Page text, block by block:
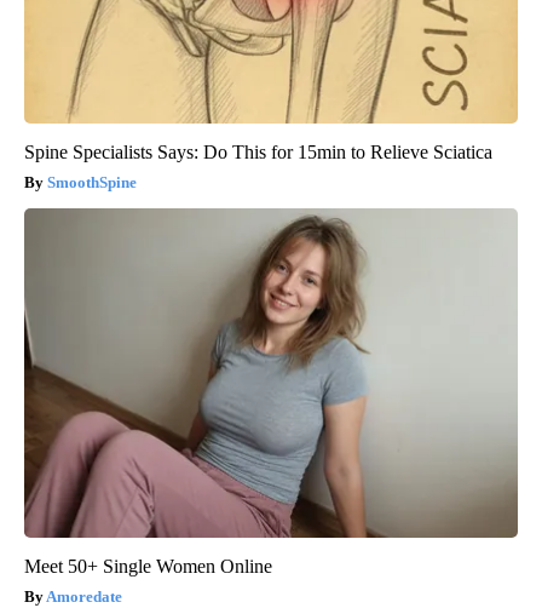
Spine Specialists Says: Do This for 15min to Relieve Sciatica
SmoothSpine
Meet 50+ Single Women Online
Amoredate